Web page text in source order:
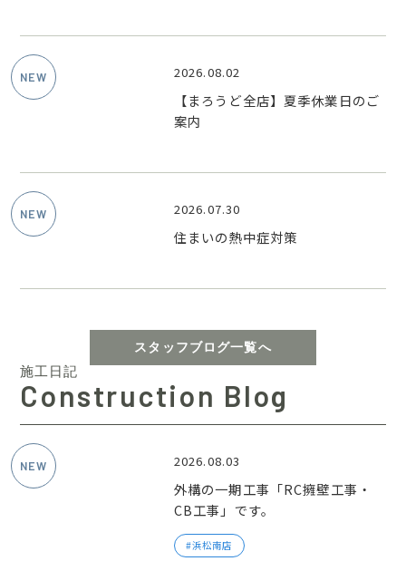
2026.08.02
【まろうど全店】夏季休業日のご
案内
2026.07.30
住まいの熱中症対策
スタッフブログ一覧へ
施工日記
Construction Blog
2026.08.03
外構の一期工事「RC擁壁工事・
CB工事」です。
浜松南店